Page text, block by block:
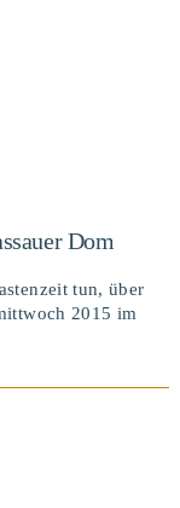
Dom
tun, über
2015 im